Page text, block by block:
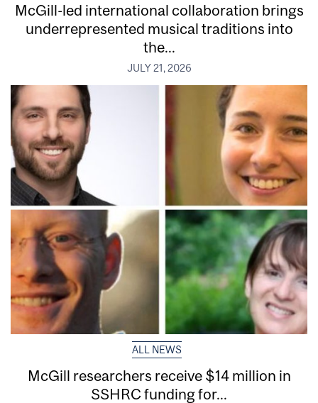
McGill-led international collaboration brings
underrepresented musical traditions into
the...
JULY 21, 2026
ALL NEWS
McGill researchers receive $14 million in
SSHRC funding for...